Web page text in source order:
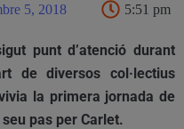
5, 2018 5:51 pm
punt d’atenció durant
de diversos col·lectius
la primera jornada de
pas per Carlet.